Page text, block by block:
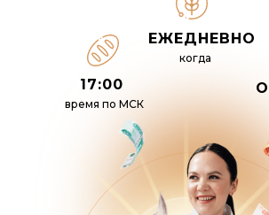
ЕЖЕДНЕВНО
когда
17:00
время по МСК